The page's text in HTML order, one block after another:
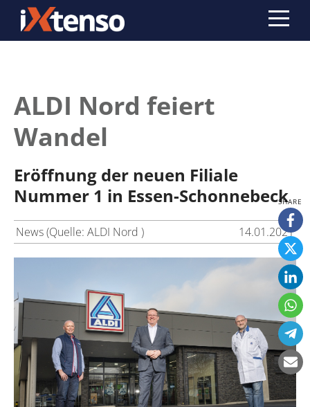
ALDI Nord feiert
Wandel
Eröffnung der neuen Filiale
Nummer 1 in Essen-Schonnebeck
News (Quelle: ALDI Nord ) 14.01.2021